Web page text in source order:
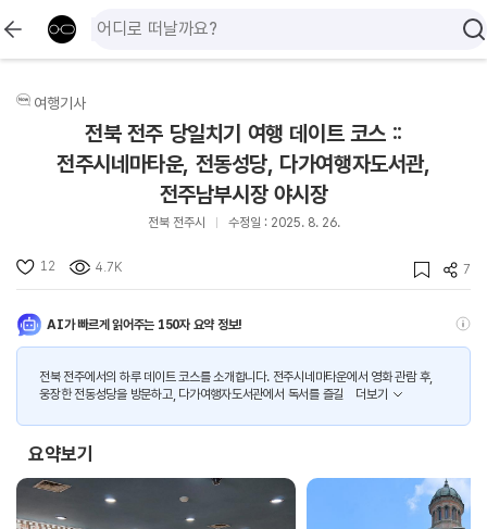
여행기사
전북 전주 당일치기 여행 데이트 코스 ::
전주시네마타운, 전동성당, 다가여행자도서관,
전주남부시장 야시장
전북 전주시 수정일 : 2025. 8. 26.
12 4.7K 7
AI가 빠르게 읽어주는 150자 요약 정보!
전북 전주에서의 하루 데이트 코스를 소개합니다. 전주시네마타운에서 영화 관람 후,
웅장한 전동성당을 방문하고, 다가여행자도서관에서 독서를 즐길
더보기
요약보기